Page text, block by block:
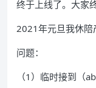
终于上线了。大家
2021年元旦我休陪
问题：
（1）临时接到（